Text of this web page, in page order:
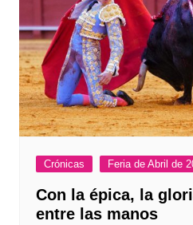
Crónicas Feria de Abril de
Con la épica, la
entre las manos